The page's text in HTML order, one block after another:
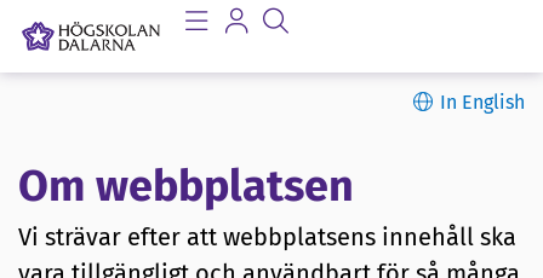
In English
Om webbplatsen
Vi strävar efter att webbplatsens innehåll ska